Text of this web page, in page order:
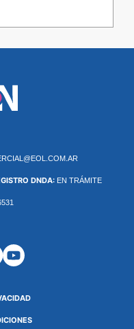
DNDA: EN TRÁMITE